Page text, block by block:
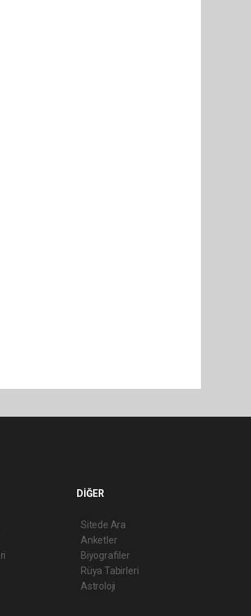
DİĞER
Sitede Ara
Anketler
Biyografiler
Rüya Tabirleri
Astroloji